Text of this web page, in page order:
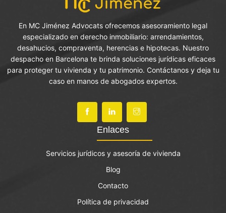
En MC Jiménez Advocats ofrecemos asesoramiento legal
especializado en derecho inmobiliario: arrendamientos,
desahucios, compraventa, herencias e hipotecas. Nuestro
despacho en Barcelona te brinda soluciones jurídicas eficaces
para proteger tu vivienda y tu patrimonio. Contáctanos y deja tu
caso en manos de abogados expertos.
Enlaces
Servicios jurídicos y asesoría de vivienda
Blog
Contacto
Política de privacidad